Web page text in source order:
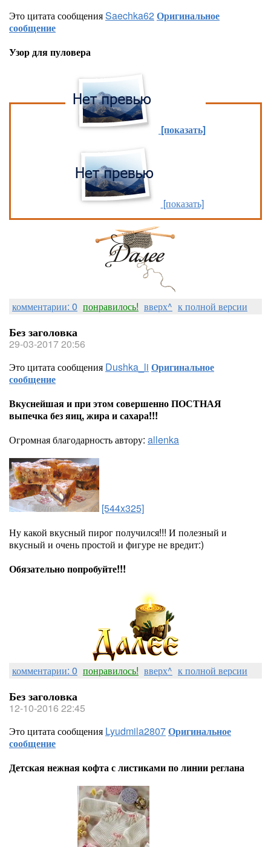
Это цитата сообщенияSaechka62Оригинальное
сообщение
Узор для пуловера
[показать]
[показать]
комментарии: 0 понравилось! вверх^ к полной версии
Без заголовка
29-03-2017 20:56
Это цитата сообщения Dushka_li Оригинальное
сообщение
Вкуснейшая и при этом совершенно ПОСТНАЯ
выпечка без яиц, жира и сахара!!!
Огромная благодарность автору: allenka
[544x325]
Ну какой вкусный пирог получился!!! И полезный и
вкусный и очень простой и фигуре не вредит:)
Обязательно попробуйте!!!
комментарии: 0 понравилось! вверх^ к полной версии
Без заголовка
12-10-2016 22:45
Это цитата сообщения Lyudmila2807Оригинальное
сообщение
Детская нежная кофта с листиками по линии реглана